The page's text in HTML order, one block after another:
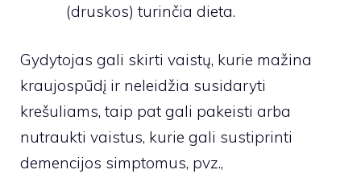
(druskos) turinčia dieta.
Gydytojas gali skirti vaistų, kurie mažina
kraujospūdį ir neleidžia susidaryti
krešuliams, taip pat gali pakeisti arba
nutraukti vaistus, kurie gali sustiprinti
demencijos simptomus, pvz.,